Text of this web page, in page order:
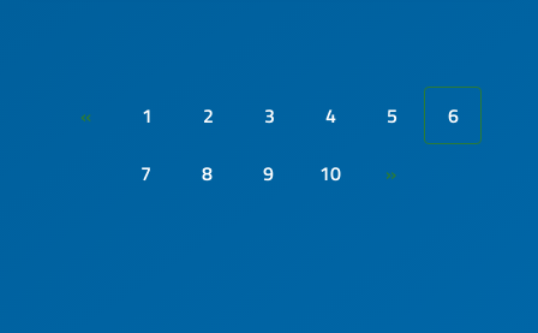
« 1 2 3 4 5
6
7
8 9 10 »